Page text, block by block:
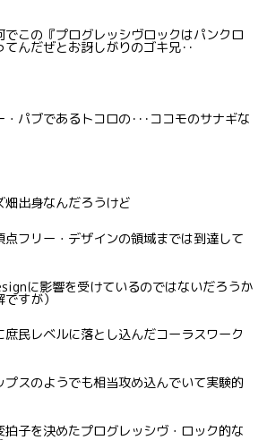
この『プログレッシヴロックはパンクロ
んだぜとお訝しがりのゴキ兄･･
パブであるトコロの･･･ココモのサナギな
畑出身なんだろうけど
フリー・デザインの領域までは到達して
に影響を受けているのではないだろうか
すが）
民レベルに落とし込んだコーラスワーク
プスのようでも相当攻め込んでいて実験的
子を決めたプログレッシヴ・ロック的な